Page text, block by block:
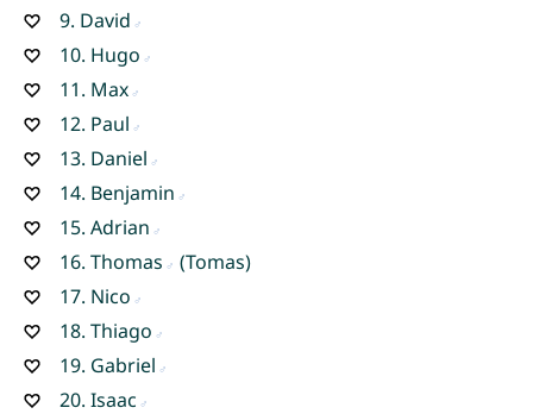
9. David
10. Hugo
11. Max
12. Paul
13. Daniel
14. Benjamin
15. Adrian
16. Thomas
(Tomas)
17. Nico
18. Thiago
19. Gabriel
20. Isaac